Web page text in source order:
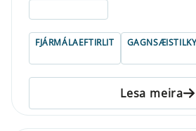
FJÁRMÁLAEFTIRLIT
Lesa meira